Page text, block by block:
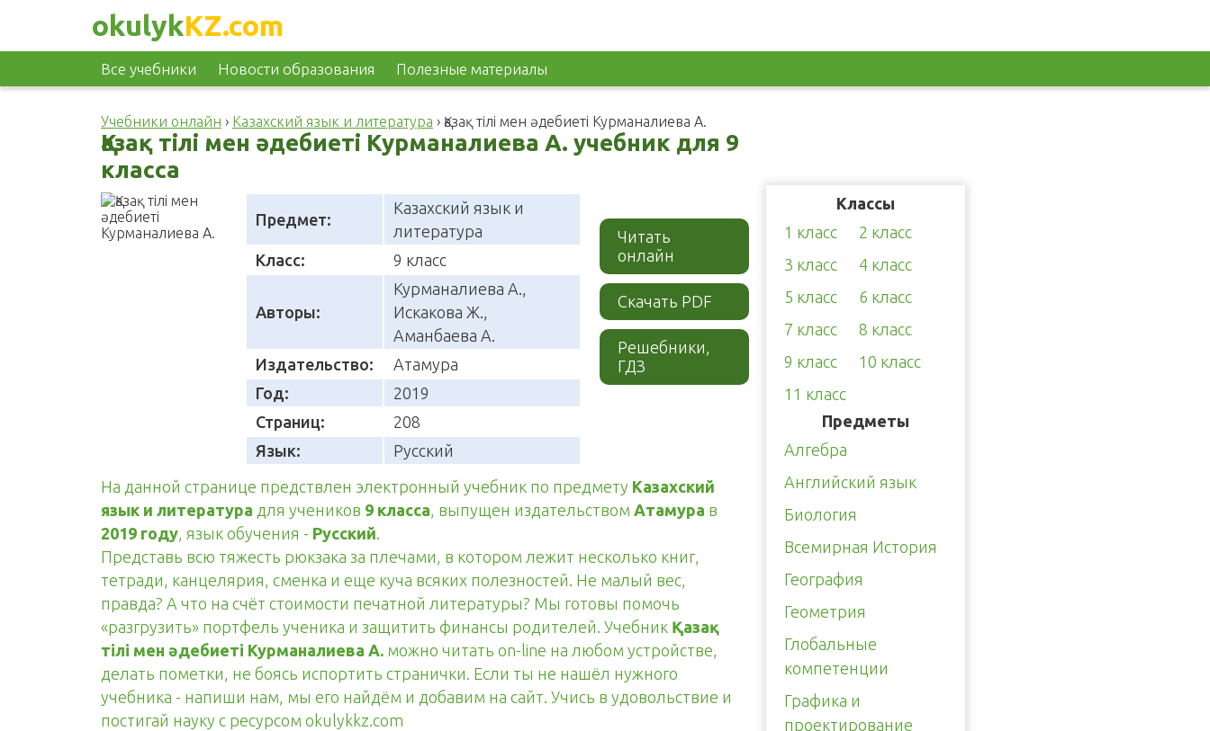
okulykKZ.com
Все учебники Новости образования Полезные материалы
Учебники онлайн › Казахский язык и литература › Қазақ тілі мен әдебиеті Курманалиева А.
Қазақ тілі мен әдебиеті Курманалиева А. учебник для 9
класса
Предмет:
Казахский язык и
литература
Класс:
9 класс
Авторы:
Курманалиева А.,
Искакова Ж.,
Аманбаева А.
Издательство:
Атамура
Год:
2019
Страниц:
208
Язык:
Русский
Читать
онлайн
Скачать PDF
Решебники,
ГДЗ
На данной странице предствлен электронный учебник по предмету Казахский
язык и литература для учеников 9 класса, выпущен издательством Атамура в
2019 году, язык обучения - Русский.
Представь всю тяжесть рюкзака за плечами, в котором лежит несколько книг,
тетради, канцелярия, сменка и еще куча всяких полезностей. Не малый вес,
правда? А что на счёт стоимости печатной литературы? Мы готовы помочь
«разгрузить» портфель ученика и защитить финансы родителей. Учебник Қазақ
тілі мен әдебиеті Курманалиева А. можно читать on-line на любом устройстве,
делать пометки, не боясь испортить странички. Если ты не нашёл нужного
учебника - напиши нам, мы его найдём и добавим на сайт. Учись в удовольствие и
постигай науку с ресурсом okulykkz.com
Классы
1 класс
2 класс
3 класс
4 класс
5 класс
6 класс
7 класс
8 класс
9 класс
10 класс
11 класс
Предметы
Алгебра
Английский язык
Биология
Всемирная История
География
Геометрия
Глобальные
компетенции
Графика и
проектирование